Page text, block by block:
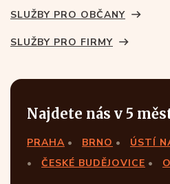
SLUŽBY PRO OBČANY
SLUŽBY PRO FIRMY
Najdete nás v 5
PRAHA BRNO
ÚSTÍ
ČESKÉ BUDĚJOVICE